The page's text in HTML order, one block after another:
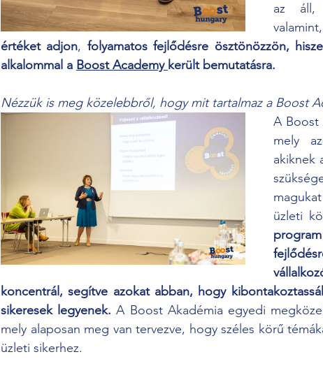
az  áll,
értéket adjon, folyamatos fejlődésre ösztönözzön,
alkalommal a Boost Academy került bemutatásra.
Nézzük is meg közelebbről, hogy mit tartalmaz a Boost
A Boost
mely
akiknek
üzleti
koncentrál, segítve azokat abban, hogy
sikeresek legyenek. A Boost Akadémia egyedi
mely alaposan meg van tervezve, hogy széles körű
üzleti sikerhez.